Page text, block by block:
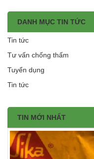
DANH MỤC TIN TỨC
Tin tức
Tư vấn chống thấm
Tuyển dụng
Tin tức
TIN MỚI NHẤT